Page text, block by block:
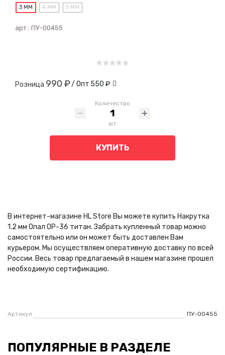
3 ММ 4 ММ 5 ММ
арт.: ПУ-00455
Розница 990 ₽/ Опт 550 ₽
Количество
шт
КУПИТЬ
В интернет-магазине HL Store Вы можете купить Накрутка
1.2 мм Опал ОР-36 титан. Забрать купленный товар можно
самостоятельно или он может быть доставлен Вам
курьером. Мы осуществляем оперативную доставку по всей
России. Весь товар предлагаемый в нашем магазине прошел
необходимую сертификацию.
Артикул ПУ-00455
ПОПУЛЯРНЫЕ В РАЗДЕЛЕ